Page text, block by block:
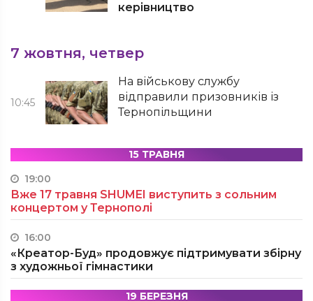
керівництво
7 жовтня, четвер
10:45
На військову службу
відправили призовників із
Тернопільщини
15 ТРАВНЯ
19:00
Вже 17 травня SHUMEI виступить з сольним
концертом у Тернополі
16:00
«Креатор-Буд» продовжує підтримувати збірну
з художньої гімнастики
19 БЕРЕЗНЯ